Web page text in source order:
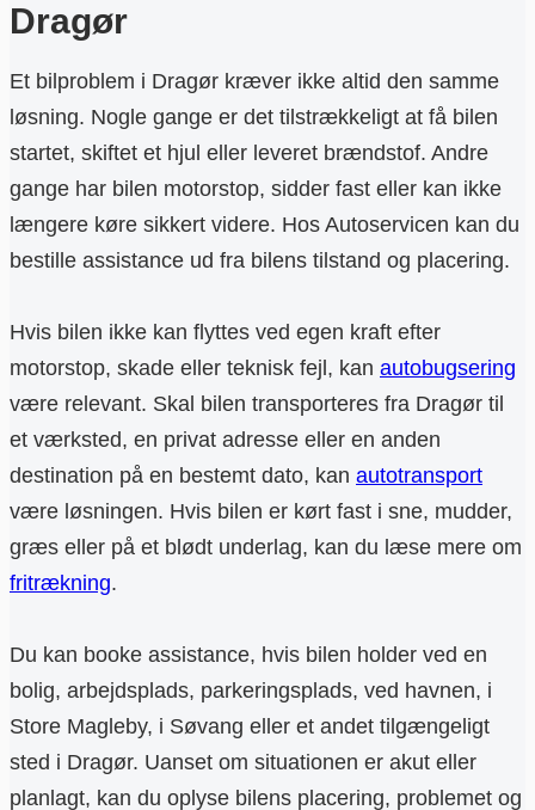
Dragør
Et bilproblem i Dragør kræver ikke altid den samme
løsning. Nogle gange er det tilstrækkeligt at få bilen
startet, skiftet et hjul eller leveret brændstof. Andre
gange har bilen motorstop, sidder fast eller kan ikke
længere køre sikkert videre. Hos Autoservicen kan du
bestille assistance ud fra bilens tilstand og placering.
Hvis bilen ikke kan flyttes ved egen kraft efter
motorstop, skade eller teknisk fejl, kan autobugsering
være relevant. Skal bilen transporteres fra Dragør til
et værksted, en privat adresse eller en anden
destination på en bestemt dato, kan autotransport
være løsningen. Hvis bilen er kørt fast i sne, mudder,
græs eller på et blødt underlag, kan du læse mere om
fritrækning.
Du kan booke assistance, hvis bilen holder ved en
bolig, arbejdsplads, parkeringsplads, ved havnen, i
Store Magleby, i Søvang eller et andet tilgængeligt
sted i Dragør. Uanset om situationen er akut eller
planlagt, kan du oplyse bilens placering, problemet og